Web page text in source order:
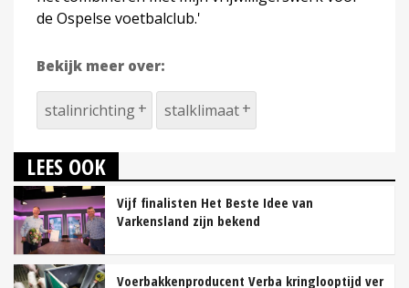
de Ospelse voetbalclub.'
Bekijk meer over:
stalinrichting stalklimaat
LEES OOK
Vijf finalisten Het Beste Idee van
Varkensland zijn bekend
Voerbakkenproducent Verba kringlooptijd ver